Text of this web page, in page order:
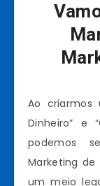
Ao criarmos
Dinheiro” e
podemos
Marketing
um meio